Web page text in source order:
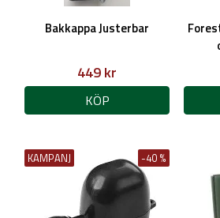
Bakkappa Justerbar
449 kr
KÖP
KAMPANJ -40 %